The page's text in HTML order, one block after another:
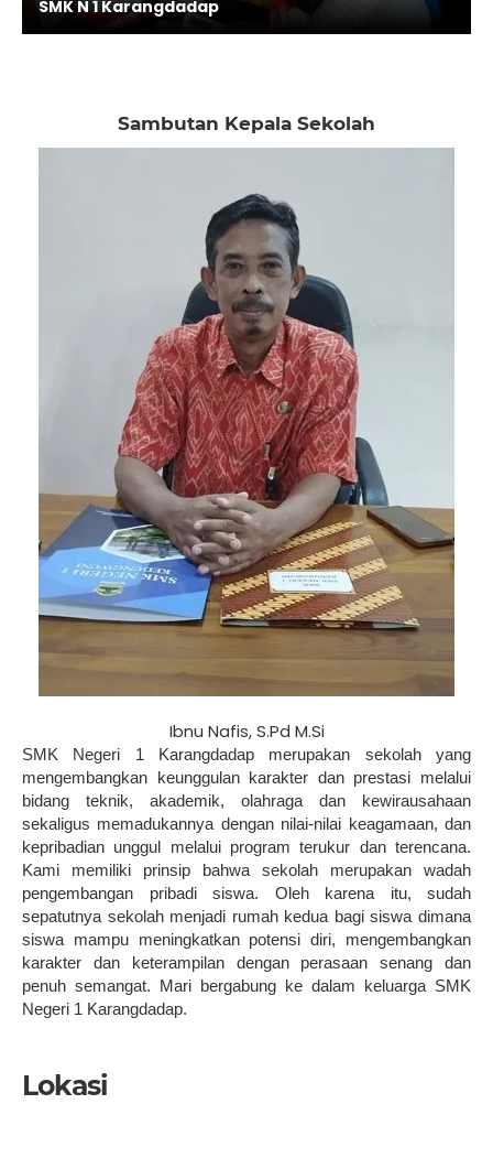
SMK N 1 Karangdadap
Sambutan Kepala Sekolah
Ibnu Nafis, S.Pd M.Si
SMK Negeri 1 Karangdadap merupakan sekolah yang
mengembangkan keunggulan karakter dan prestasi melalui
bidang teknik, akademik, olahraga dan kewirausahaan
sekaligus memadukannya dengan nilai-nilai keagamaan, dan
kepribadian unggul melalui program terukur dan terencana.
Kami memiliki prinsip bahwa sekolah merupakan wadah
pengembangan pribadi siswa. Oleh karena itu, sudah
sepatutnya sekolah menjadi rumah kedua bagi siswa dimana
siswa mampu meningkatkan potensi diri, mengembangkan
karakter dan keterampilan dengan perasaan senang dan
penuh semangat. Mari bergabung ke dalam keluarga SMK
Negeri 1 Karangdadap.
Lokasi